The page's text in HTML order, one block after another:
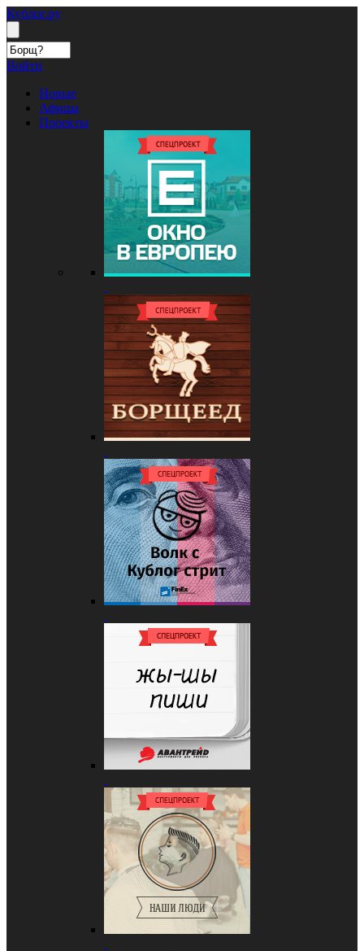
Кублог.ру
Войти
Новые
Афиша
Проекты